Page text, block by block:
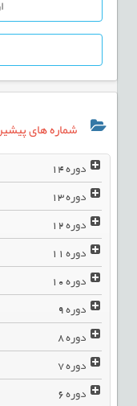
شماره های
دوره14
دوره13
دوره12
دوره11
دوره10
دوره9
دوره8
دوره7
دوره6